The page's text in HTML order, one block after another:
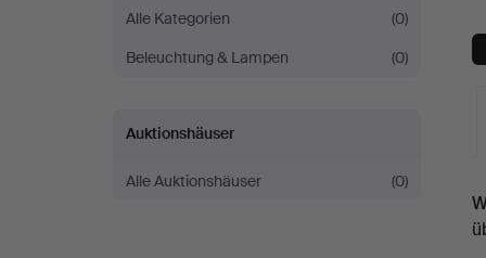
bei
Ma
San
Auction
Alle Kategorien
(0)
Beleuchtung & Lampen
(0)
Auktionshäuser
Alle Auktionshäuser (0)